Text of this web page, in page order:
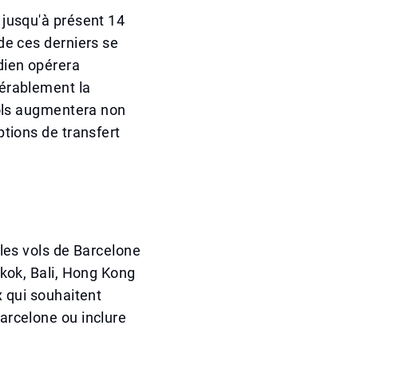
présent 14
ces derniers se
opérera
la
augmentera non
de transfert
vols de Barcelone
Bali, Hong Kong
qui souhaitent
ou inclure